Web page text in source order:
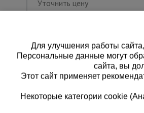
Уточнить цену
Для улучшения работы
Персональные данные могут
сайта, вы
Этот сайт применяет
Некоторые категории cookie